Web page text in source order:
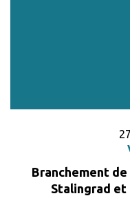
Du
27
Branchement
Stalingrad et